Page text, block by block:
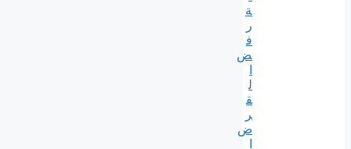
ة
ر
ف
ض
ل
ق
ر
ض